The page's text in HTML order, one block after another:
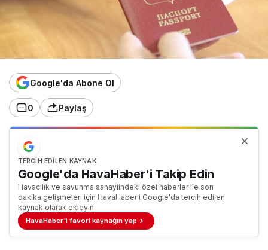
Google'da Abone Ol
0 Paylaş
TERCIH EDILEN KAYNAK
Google'da HavaHaber'i Takip Edin
Havacılık ve savunma sanayiindeki özel haberler ile son
dakika gelişmeleri için HavaHaber'i Google'da tercih edilen
kaynak olarak ekleyin.
HavaHaber'i favori kaynağın yap